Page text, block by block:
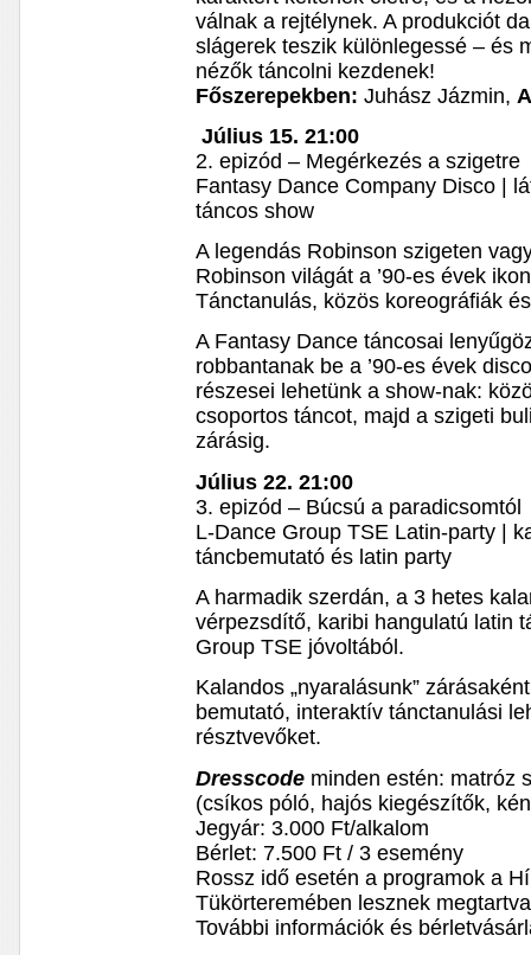
válnak a rejtélynek. A produkciót
slágerek teszik különlegessé – és
nézők táncolni kezdenek!
Főszerepekben: Juhász Jázmin,
Július 15. 21:00
2. epizód – Megérkezés a szigetre
Fantasy Dance Company Disco |
táncos show
A legendás Robinson szigeten
Robinson világát a ’90-es évek
Tánctanulás, közös koreográfiák
A Fantasy Dance táncosai
robbantanak be a ’90-es évek
részesei lehetünk a show-nak:
csoportos táncot, majd a szigeti
zárásig.
Július 22. 21:00
3. epizód – Búcsú a paradicsomtól
L-Dance Group TSE Latin-party |
táncbemutató és latin party
A harmadik szerdán, a 3 hetes
vérpezsdítő, karibi hangulatú latin
Group TSE jóvoltából.
Kalandos „nyaralásunk”
bemutató, interaktív tánctanulási
résztvevőket.
Dresscode minden estén: matróz
(csíkos póló, hajós kiegészítők,
Jegyár: 3.000 Ft/alkalom
Bérlet: 7.500 Ft / 3 esemény
Rossz idő esetén a programok a
Tükörteremében lesznek
További információk és